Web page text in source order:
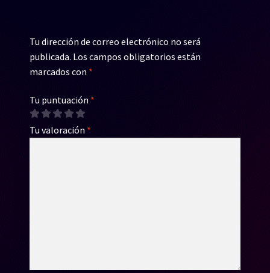
Tu dirección de correo electrónico no será
publicada. Los campos obligatorios están
marcados con *
Tu puntuación *
Tu valoración *